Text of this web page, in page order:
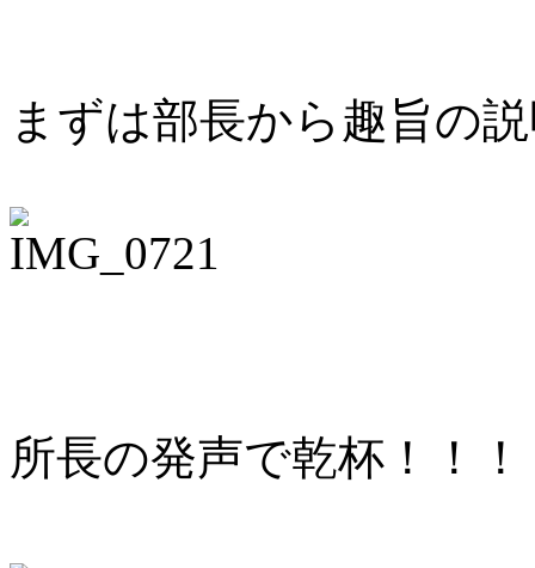
まずは部長から趣旨の
所長の発声で乾杯！！！